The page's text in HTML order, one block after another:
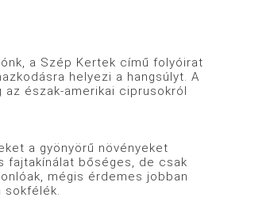
a Szép Kertek című folyóirat
helyezi a hangsúlyt. A
észak-amerikai ciprusokról
a gyönyörű növényeket
fajtakínálat bőséges, de csak
mégis érdemes jobban
sokfélék.